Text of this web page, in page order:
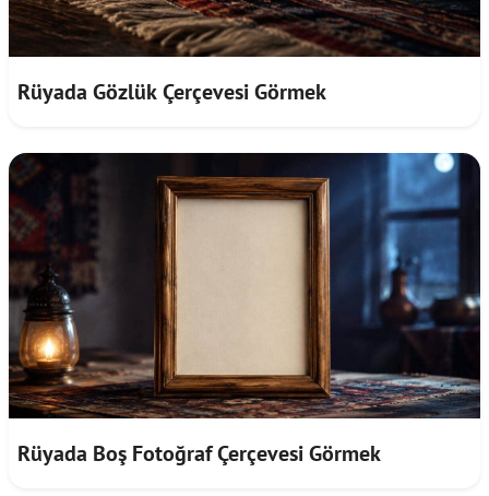
Rüyada Gözlük Çerçevesi Görmek
Rüyada Boş Fotoğraf Çerçevesi Görmek